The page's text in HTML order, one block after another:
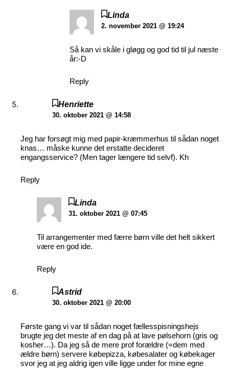
Linda
2. november 2021 @ 19:24
Så kan vi skåle i gløgg og god tid til jul næste
år:-D
Reply
Henriette
30. oktober 2021 @ 14:58
Jeg har forsøgt mig med papir-kræmmerhus til sådan noget
knas… måske kunne det erstatte decideret
engangsservice? (Men tager længere tid selvf). Kh
Reply
Linda
31. oktober 2021 @ 07:45
Til arrangementer med færre børn ville det helt sikkert
være en god ide.
Reply
Astrid
30. oktober 2021 @ 20:00
Første gang vi var til sådan noget fællesspisningshejs
brugte jeg det meste af en dag på at lave pølsehorn (gris og
kosher…). Da jeg så de mere prof forældre (=dem med
ældre børn) servere købepizza, købesalater og købekager
svor jeg at jeg aldrig igen ville ligge under for mine egne